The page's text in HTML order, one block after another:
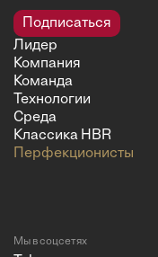
Подписаться
Лидер
Компания
Команда
Технологии
Среда
Классика HBR
Перфекционисты
Мы в соцсетях